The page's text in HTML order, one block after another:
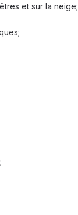
et sur la neige;